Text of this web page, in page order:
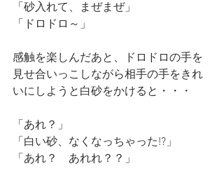
「砂入れて、まぜまぜ」
「ドロドロ～」
感触を楽しんだあと、ドロドロの手を
見せ合いっこしながら相手の手をきれ
いにしようと白砂をかけると・・・
「あれ？」
「白い砂、なくなっちゃった!?」
「あれ？　あれれ？？」